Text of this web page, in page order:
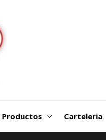
Productos Carteleria